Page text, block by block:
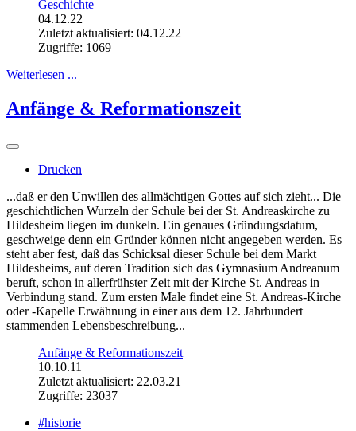
Geschichte
04.12.22
Zuletzt aktualisiert: 04.12.22
Zugriffe: 1069
Weiterlesen ...
Anfänge & Reformationszeit
Drucken
...daß er den Unwillen des allmächtigen Gottes auf sich zieht... Die
geschichtlichen Wurzeln der Schule bei der St. Andreaskirche zu
Hildesheim liegen im dunkeln. Ein genaues Gründungsdatum,
geschweige denn ein Gründer können nicht angegeben werden. Es
steht aber fest, daß das Schicksal dieser Schule bei dem Markt
Hildesheims, auf deren Tradition sich das Gymnasium Andreanum
beruft, schon in allerfrühster Zeit mit der Kirche St. Andreas in
Verbindung stand. Zum ersten Male findet eine St. Andreas-Kirche
oder -Kapelle Erwähnung in einer aus dem 12. Jahrhundert
stammenden Lebensbeschreibung...
Anfänge & Reformationszeit
10.10.11
Zuletzt aktualisiert: 22.03.21
Zugriffe: 23037
#historie